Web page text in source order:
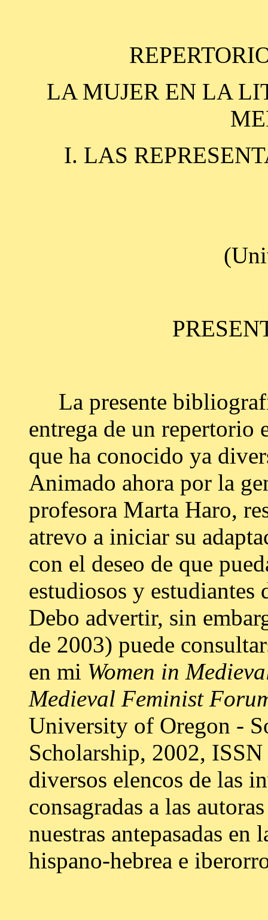
LA MUJER EN LA
I. LAS
La presente
entrega de un repertorio
que ha conocido ya
Animado ahora por la
profesora Marta Haro,
atrevo a iniciar su
con el deseo de que
estudiosos y estudiantes
Debo advertir, sin
de 2003) puede
en mi Women in
Medieval Feminist
University of Oregon -
Scholarship, 2002,
diversos elencos de las
consagradas a las
nuestras antepasadas en
hispano-hebrea e